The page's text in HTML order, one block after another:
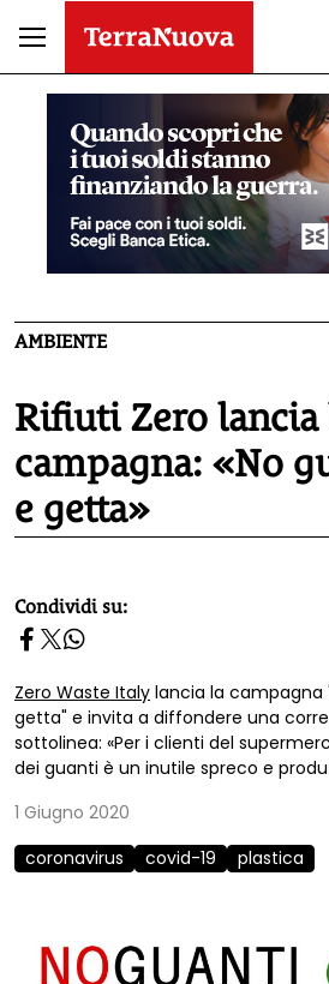
AMBIENTE
Rifiuti Zero lancia
campagna: «No
e getta»
homepage h2
Condividi su:
Zero Waste Italy lancia la campagna
getta" e invita a diffondere una
sottolinea: «Per i clienti del
dei guanti è un inutile spreco e
1 Giugno 2020
coronavirus
covid-19 plastica